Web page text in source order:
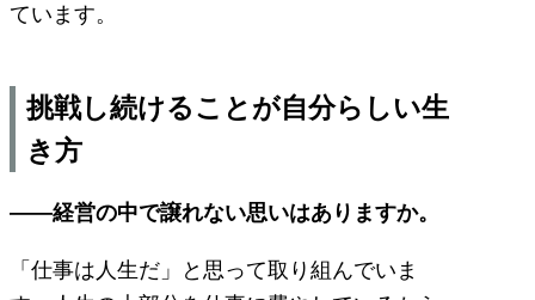
ています。
挑戦し続けることが自分らしい生
き方
――経営の中で譲れない思いはありますか。
「仕事は人生だ」と思って取り組んでいま